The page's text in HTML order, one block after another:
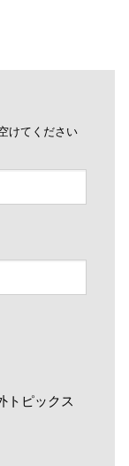
けてください
トピックス